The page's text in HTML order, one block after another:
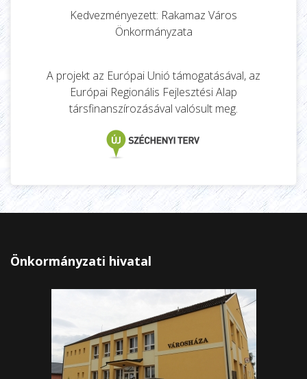
Kedvezményezett: Rakamaz Város
Önkormányzata
A projekt az Európai Unió támogatásával, az
Európai Regionális Fejlesztési Alap
társfinanszírozásával valósult meg.
Önkormányzati hivatal